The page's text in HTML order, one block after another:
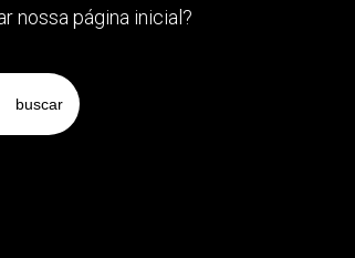
nossa página inicial?